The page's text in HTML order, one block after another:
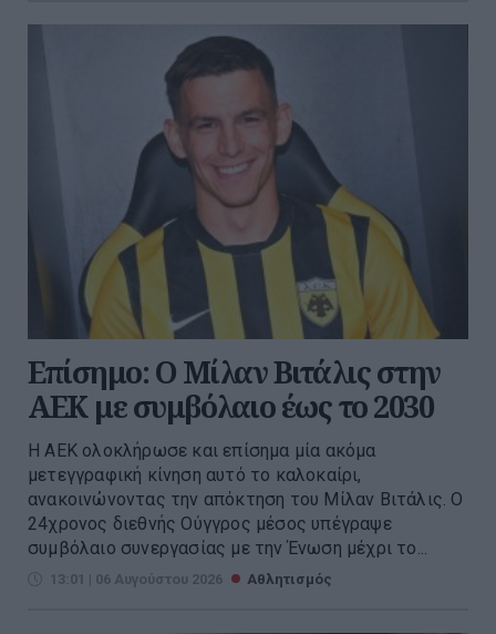
Επίσημο: Ο Μίλαν Βιτάλις στην
ΑΕΚ με συμβόλαιο έως το 2030
Η ΑΕΚ ολοκλήρωσε και επίσημα μία ακόμα
μετεγγραφική κίνηση αυτό το καλοκαίρι,
ανακοινώνοντας την απόκτηση του Μίλαν Βιτάλις. Ο
24χρονος διεθνής Ούγγρος μέσος υπέγραψε
συμβόλαιο συνεργασίας με την Ένωση μέχρι το...
13:01 | 06 Αυγούστου 2026 Αθλητισμός